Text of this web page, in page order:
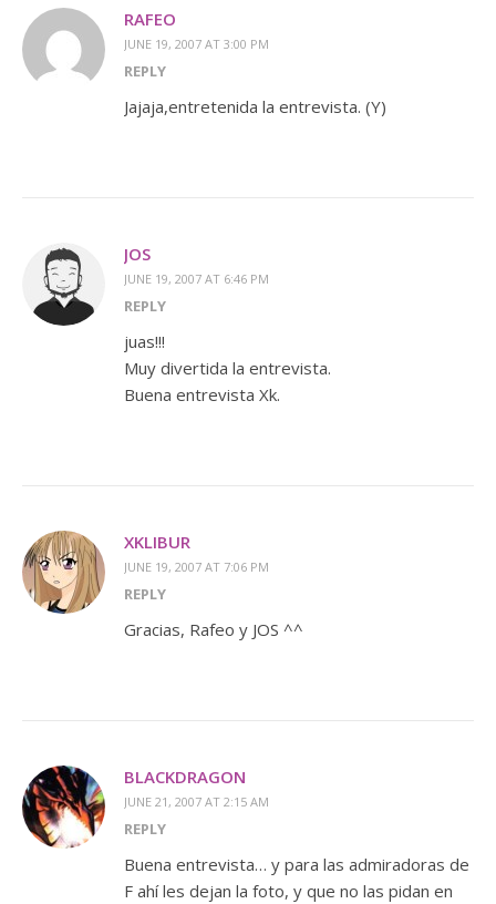
RAFEO
JUNE 19, 2007 AT 3:00 PM
REPLY
Jajaja,entretenida la entrevista. (Y)
JOS
JUNE 19, 2007 AT 6:46 PM
REPLY
juas!!!
Muy divertida la entrevista.
Buena entrevista Xk.
XKLIBUR
JUNE 19, 2007 AT 7:06 PM
REPLY
Gracias, Rafeo y JOS ^^
BLACKDRAGON
JUNE 21, 2007 AT 2:15 AM
REPLY
Buena entrevista… y para las admiradoras de
F ahí les dejan la foto, y que no las pidan en